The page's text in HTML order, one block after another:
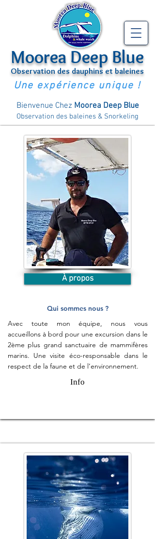
Une expérience unique !
Moorea Deep Blue
Observation des dauphins et baleines
Bienvenue Chez Moorea Deep Blue
Observation des baleines & Snorkeling
À propos
Qui sommes nous ?
Avec toute mon équipe, nous vous
accueillons à bord pour une excursion dans le
2ème plus grand sanctuaire de mammifères
marins. Une visite éco-responsable dans le
respect de la faune et de l’environnement.
Info